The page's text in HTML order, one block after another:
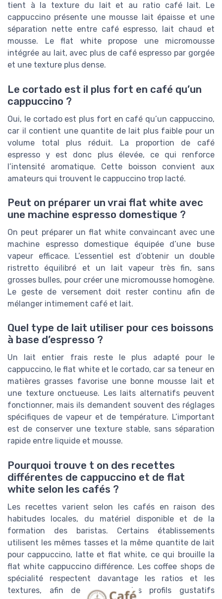
tient à la texture du lait et au ratio café lait. Le
cappuccino présente une mousse lait épaisse et une
séparation nette entre café espresso, lait chaud et
mousse. Le flat white propose une micromousse
intégrée au lait, avec plus de café espresso par gorgée
et une texture plus dense.
Le cortado est il plus fort en café qu’un
cappuccino ?
Oui, le cortado est plus fort en café qu’un cappuccino,
car il contient une quantite de lait plus faible pour un
volume total plus réduit. La proportion de café
espresso y est donc plus élevée, ce qui renforce
l’intensité aromatique. Cette boisson convient aux
amateurs qui trouvent le cappuccino trop lacté.
Peut on préparer un vrai flat white avec
une machine espresso domestique ?
On peut préparer un flat white convaincant avec une
machine espresso domestique équipée d’une buse
vapeur efficace. L’essentiel est d’obtenir un double
ristretto équilibré et un lait vapeur très fin, sans
grosses bulles, pour créer une micromousse homogène.
Le geste de versement doit rester continu afin de
mélanger intimement café et lait.
Quel type de lait utiliser pour ces boissons
à base d’espresso ?
Un lait entier frais reste le plus adapté pour le
cappuccino, le flat white et le cortado, car sa teneur en
matières grasses favorise une bonne mousse lait et
une texture onctueuse. Les laits alternatifs peuvent
fonctionner, mais ils demandent souvent des réglages
spécifiques de vapeur et de température. L’important
est de conserver une texture stable, sans séparation
rapide entre liquide et mousse.
Pourquoi trouve t on des recettes
différentes de cappuccino et de flat
white selon les cafés ?
Les recettes varient selon les cafés en raison des
habitudes locales, du matériel disponible et de la
formation des baristas. Certains établissements
utilisent les mêmes tasses et la même quantite de lait
pour cappuccino, latte et flat white, ce qui brouille la
flat white cappuccino différence. Les coffee shops de
spécialité respectent davantage les ratios et les
textures, afin de proposer des profils gustatifs